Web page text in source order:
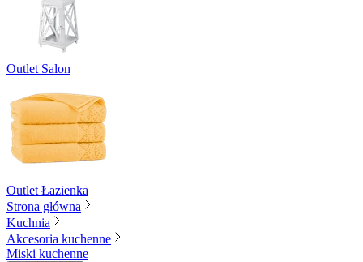
Outlet Salon
Outlet Łazienka
Strona główna
Kuchnia
Akcesoria kuchenne
Miski kuchenne